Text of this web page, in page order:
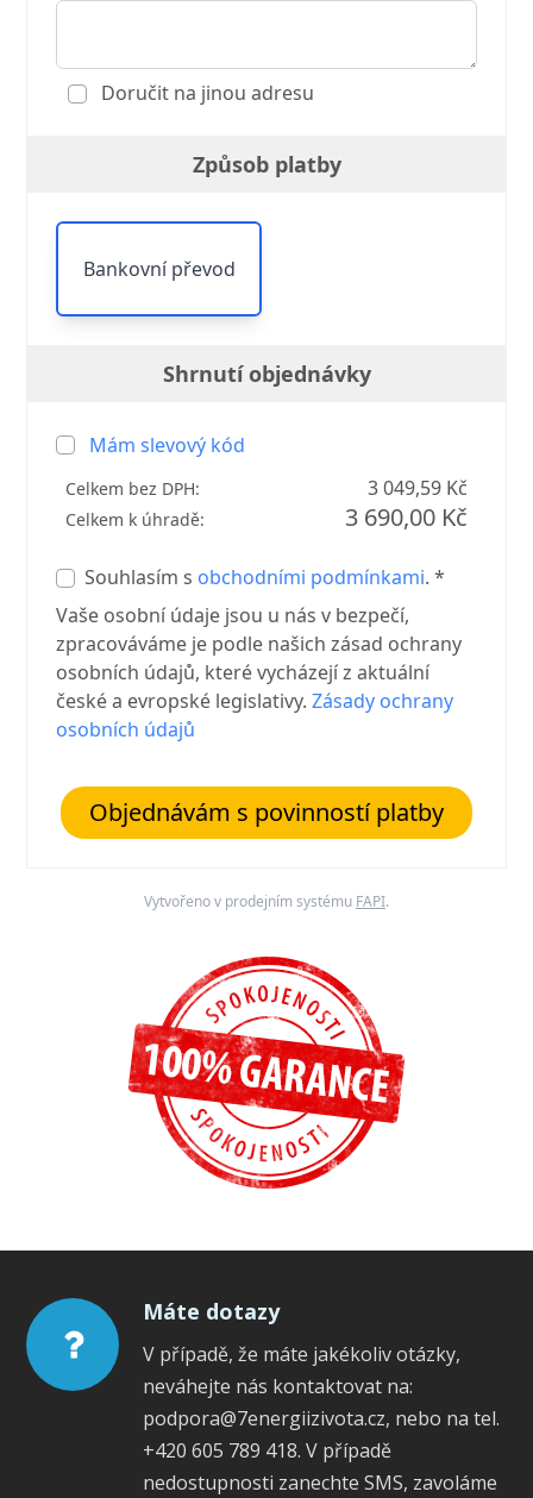
Doručit na jinou adresu
Způsob platby
Bankovní převod
Shrnutí objednávky
Mám slevový kód
Celkem bez DPH: 3 049,59 Kč
Celkem k úhradě: 3 690,00 Kč
Souhlasím s obchodními podmínkami. *
Vaše osobní údaje jsou u nás v bezpečí,
zpracováváme je podle našich zásad ochrany
osobních údajů, které vycházejí z aktuální
české a evropské legislativy.Zásady ochrany
osobních údajů
Objednávám s povinností platby
Vytvořeno v prodejním systému FAPI.
Máte dotazy
V případě, že máte jakékoliv otázky,
neváhejte nás kontaktovat na:
podpora@7energiizivota.cz, nebo na tel.
+420 605 789 418. V případě
nedostupnosti zanechte SMS, zavoláme